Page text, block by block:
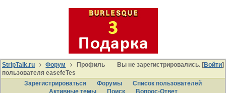
Вы не зарегистрировались. [Войти]
StripTalk.ru Форум
Профиль
пользователя easefeTes
Зарегистрироваться
Форумы
Список пользователей
Активные темы
Поиcк Вопрос-Ответ